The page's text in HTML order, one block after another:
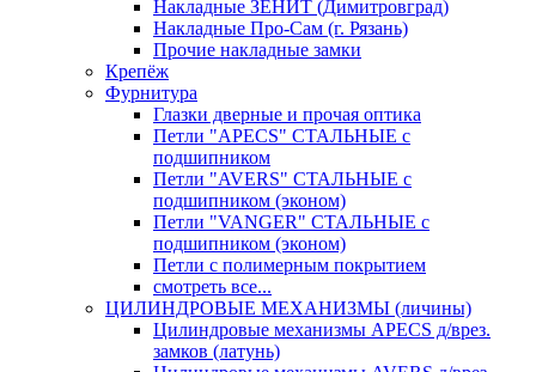
Накладные ЗЕНИТ (Димитровград)
Накладные Про-Сам (г. Рязань)
Прочие накладные замки
Крепёж
Фурнитура
Глазки дверные и прочая оптика
Петли "APECS" СТАЛЬНЫЕ с
подшипником
Петли "AVERS" СТАЛЬНЫЕ с
подшипником (эконом)
Петли "VANGER" СТАЛЬНЫЕ с
подшипником (эконом)
Петли с полимерным покрытием
смотреть все...
ЦИЛИНДРОВЫЕ МЕХАНИЗМЫ (личины)
Цилиндровые механизмы APECS д/врез.
замков (латунь)